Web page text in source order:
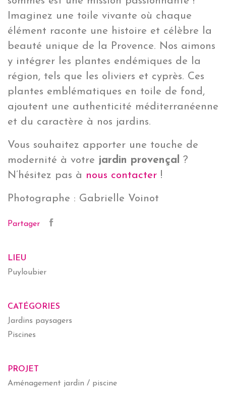
Imaginez une toile vivante où chaque
élément raconte une histoire et célèbre la
beauté unique de la Provence. Nos aimons
y intégrer les plantes endémiques de la
région, tels que les oliviers et cyprès. Ces
plantes emblématiques en toile de fond,
ajoutent une authenticité méditerranéenne
et du caractère à nos jardins.
Vous souhaitez apporter une touche de
modernité à votre jardin provençal
?
N’hésitez pas à nous contacter !
Photographe : Gabrielle Voinot
Partager
LIEU
Puyloubier
CATÉGORIES
Jardins paysagers
Piscines
PROJET
Aménagement jardin / piscine